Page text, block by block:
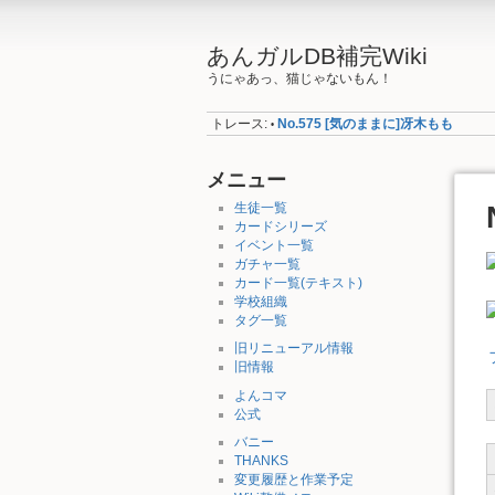
あんガルDB補完Wiki
うにゃあっ、猫じゃないもん！
トレース: • No.575 [気のままに]冴木もも
メニュー
生徒一覧
カードシリーズ
イベント一覧
ガチャ一覧
カード一覧(テキスト)
学校組織
タグ一覧
旧リニューアル情報
旧情報
よんコマ
公式
バニー
THANKS
変更履歴と作業予定